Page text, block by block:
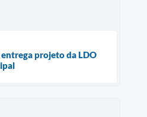
projeto da LDO